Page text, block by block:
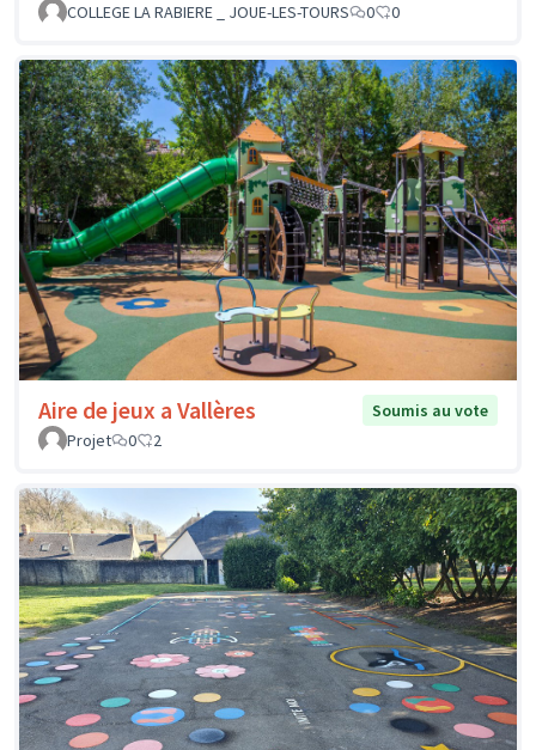
COLLEGE LA RABIERE _ JOUE-LES-TOURS
0 0
Aire de jeux a Vallères
Soumis au vote
Projet
0 2